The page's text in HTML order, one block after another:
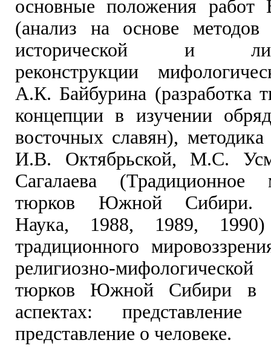
основные положения работ
(анализ на основе методов
исторической и
реконструкции
А.К. Байбурина (разработка
концепции в изучении
восточных славян),
И.В. Октябрьской, М.С.
Сагалаева (Традиционное
тюрков Южной Сибири.
Наука, 1988, 1989,
традиционного
религиозно-
тюрков Южной Сибири в
аспектах:
представление о человеке.